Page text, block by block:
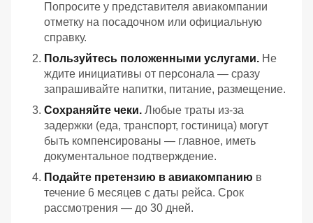
Попросите у представителя авиакомпании
отметку на посадочном или официальную
справку.
Пользуйтесь положенными услугами. Не
ждите инициативы от персонала — сразу
запрашивайте напитки, питание, размещение.
Сохраняйте чеки. Любые траты из‑за
задержки (еда, транспорт, гостиница) могут
быть компенсированы — главное, иметь
документальное подтверждение.
Подайте претензию в авиакомпанию в
течение 6 месяцев с даты рейса. Срок
рассмотрения — до 30 дней.